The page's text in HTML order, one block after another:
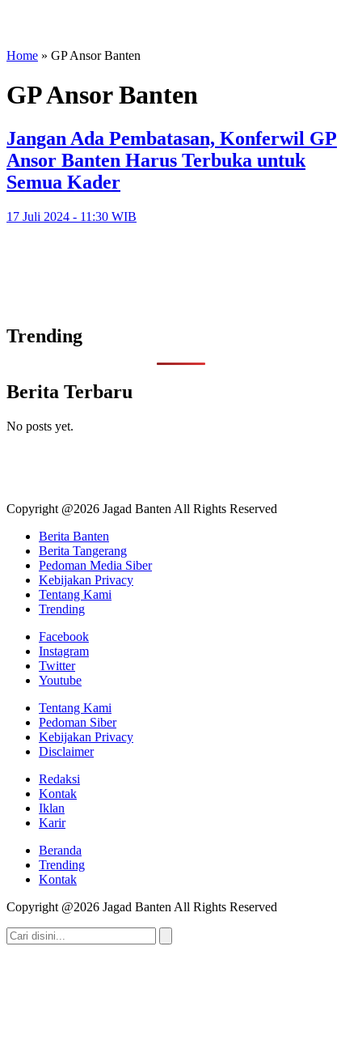
Home » GP Ansor Banten
GP Ansor Banten
Jangan Ada Pembatasan, Konferwil GP
Ansor Banten Harus Terbuka untuk
Semua Kader
17 Juli 2024 - 11:30 WIB
Trending
Berita Terbaru
No posts yet.
Copyright @2026 Jagad Banten All Rights Reserved
Berita Banten
Berita Tangerang
Pedoman Media Siber
Kebijakan Privacy
Tentang Kami
Trending
Facebook
Instagram
Twitter
Youtube
Tentang Kami
Pedoman Siber
Kebijakan Privacy
Disclaimer
Redaksi
Kontak
Iklan
Karir
Beranda
Trending
Kontak
Copyright @2026 Jagad Banten All Rights Reserved